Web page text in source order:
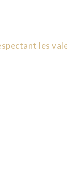
les